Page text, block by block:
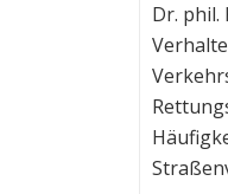
Dr. phil.